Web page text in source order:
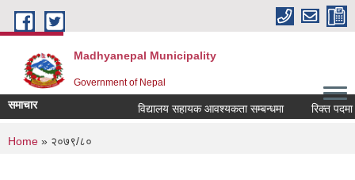
Skip to main content
Madhyanepal Municipality
Government of Nepal
समाचार विद्यालय सहायक आवश्यकता सम्बन्धमा रिक्त पदमा
You are here
Home » २०७९/८०